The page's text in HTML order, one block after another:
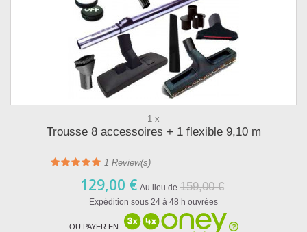
1 x
Trousse 8 accessoires + 1 flexible 9,10 m
1 Review(s)
129,00 € Au lieu de 159,00 €
Expédition sous 24 à 48 h ouvrées
OU PAYER EN